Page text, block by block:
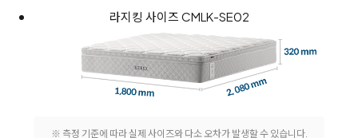
라지킹 사이즈 CMLK-SE02
※ 측정 기준에 따라 실제 사이즈와 다소 오차가 발생할 수 있습니다.